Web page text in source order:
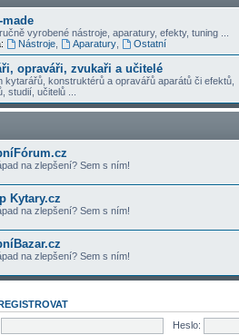
made
vyrobené nástroje, aparatury, efekty, tuning ...
Nástroje, Aparatury, Ostatní
opraváři, zvukaři a učitelé
kytarářů, konstruktérů a opravářů aparátů či efektů,
studií, učitelů ...
na zlepšení? Sem s ním!
Kytary.cz
na zlepšení? Sem s ním!
na zlepšení? Sem s ním!
Heslo: